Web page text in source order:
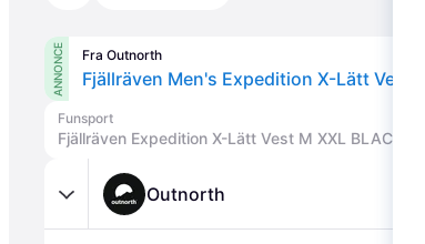
ANNONCE Fra Outnorth
Fjällräven Men's Expedition X-Lätt Vest
Funsport
Fjällräven Expedition X-Lätt Vest M XXL BLACK.
Outnorth